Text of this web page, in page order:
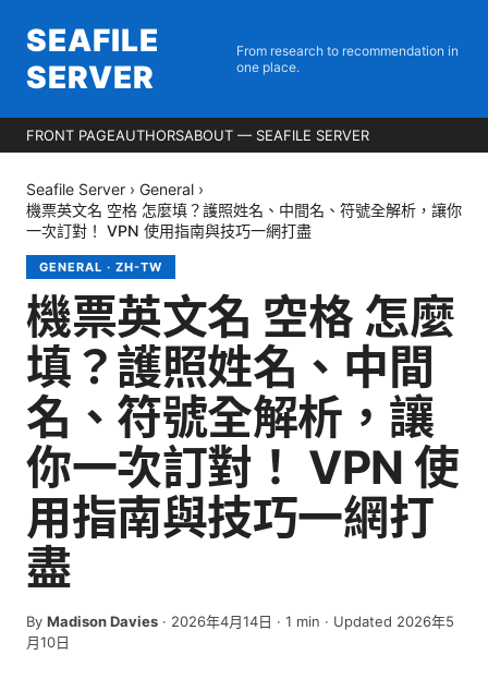
SEAFILE
SERVER
From research to recommendation in
one place.
FRONT PAGEAUTHORSABOUT — SEAFILE SERVER
Seafile Server › General ›
機票英文名 空格 怎麼填？護照姓名、中間名、符號全解析，讓你
一次訂對！ VPN 使用指南與技巧一網打盡
GENERAL · ZH-TW
機票英文名 空格 怎麼
填？護照姓名、中間
名、符號全解析，讓
你一次訂對！ VPN 使
用指南與技巧一網打
盡
By Madison Davies · 2026年4月14日 · 1 min · Updated 2026年5
月10日